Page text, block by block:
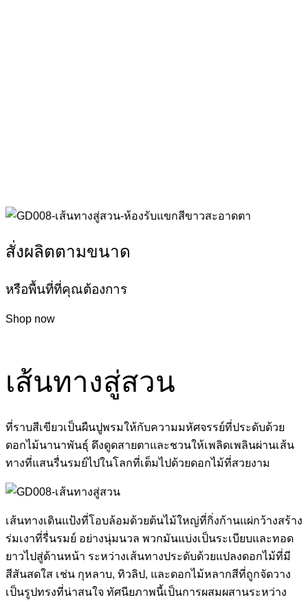
สั่งผลิตตามขนาด
หรือพื้นที่ที่คุณต้องการ
Shop now
เส้นทางสู่สวน
ที่ราบสีเขียวเป็นผืนปูพรมให้กับความมหัศจรรย์ที่ประดับด้วย
ดอกไม้นานาพันธุ์ ดึงดูดสายตาและชวนให้เพลิดเพลินผ่านเส้น
ทางที่แสนรื่นรมย์ไปในโลกที่เต็มไปด้วยดอกไม้ที่สวยงาม
เส้นทางเดินแป้งที่โอบล้อมด้วยต้นไม้ใหญ่ที่กิ่งก้านแผ่กว้างสร้าง
ร่มเงาที่รื่นรมย์ อย่างนุ่มนวล พวกมันแบ่งเป็นระเบียบและทอด
ยาวไปสู่ด้านหน้า ระหว่างเส้นทางประดับด้วยแปลงดอกไม้ที่มี
สีสันสดใส เช่น กุหลาบ, ทิวลิป, และดอกไม้หลากสีที่ถูกจัดวาง
เป็นรูปทรงที่น่าสนใจ ทัศนียภาพนี้เป็นการผสมผสานระหว่าง